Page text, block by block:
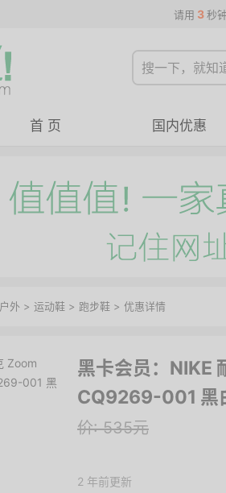
请用 3 秒
首 页 国内优惠
外 > 运动鞋 > 跑步鞋 > 优惠详情
黑卡会员：NIKE
CQ9269-001 黑
价: 535元
2 年前更新